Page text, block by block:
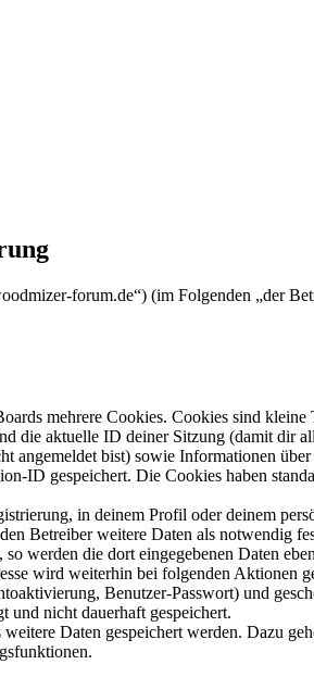
forum.de“) (im Folgenden „der
mehrere Cookies. Cookies sind
die aktuelle ID deiner Sitzung (damit dir
angemeldet bist) sowie Informationen
ID gespeichert. Die Cookies haben
in deinem Profil oder deinem
Betreiber weitere Daten als notwendig
werden die dort eingegebenen Daten
wird weiterhin bei folgenden
Benutzer-Passwort) und
und nicht dauerhaft gespeichert.
Daten gespeichert werden. Dazu